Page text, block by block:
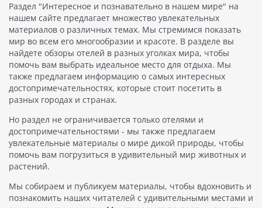
Раздел "Интересное и познавательно в нашем мире" на
нашем сайте предлагает множество увлекательных
материалов о различных темах. Мы стремимся показать
мир во всем его многообразии и красоте. В разделе вы
найдете обзоры отелей в разных уголках мира, чтобы
помочь вам выбрать идеальное место для отдыха. Мы
также предлагаем информацию о самых интересных
достопримечательностях, которые стоит посетить в
разных городах и странах.
Но раздел не ограничивается только отелями и
достопримечательностями - мы также предлагаем
увлекательные материалы о мире дикой природы, чтобы
помочь вам погрузиться в удивительный мир животных и
растений.
Мы собираем и публикуем материалы, чтобы вдохновить и
познакомить наших читателей с удивительными местами и